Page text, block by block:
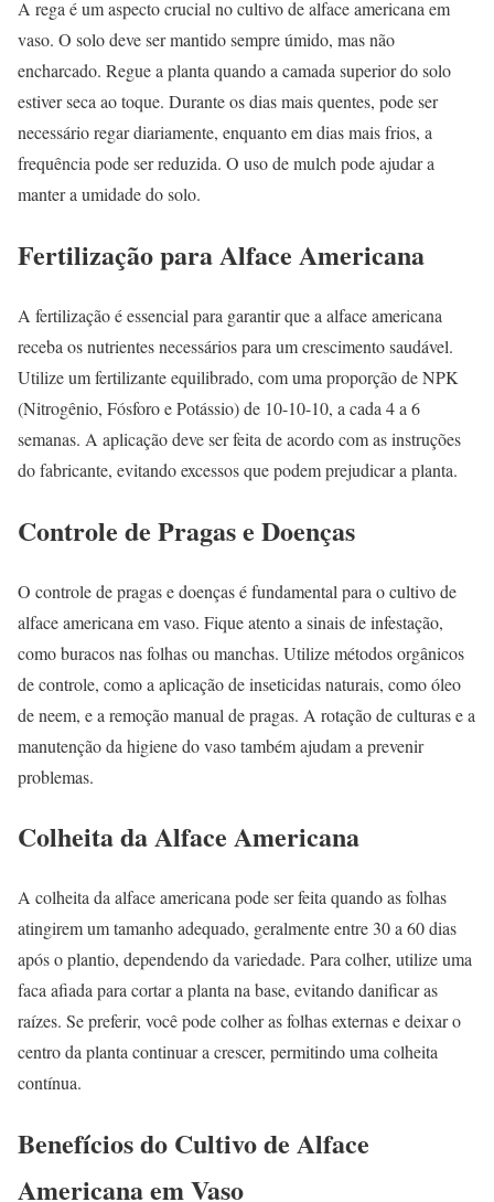
A rega é um aspecto crucial no cultivo de alface americana em
vaso. O solo deve ser mantido sempre úmido, mas não
encharcado. Regue a planta quando a camada superior do solo
estiver seca ao toque. Durante os dias mais quentes, pode ser
necessário regar diariamente, enquanto em dias mais frios, a
frequência pode ser reduzida. O uso de mulch pode ajudar a
manter a umidade do solo.
Fertilização para Alface Americana
A fertilização é essencial para garantir que a alface americana
receba os nutrientes necessários para um crescimento saudável.
Utilize um fertilizante equilibrado, com uma proporção de NPK
(Nitrogênio, Fósforo e Potássio) de 10-10-10, a cada 4 a 6
semanas. A aplicação deve ser feita de acordo com as instruções
do fabricante, evitando excessos que podem prejudicar a planta.
Controle de Pragas e Doenças
O controle de pragas e doenças é fundamental para o cultivo de
alface americana em vaso. Fique atento a sinais de infestação,
como buracos nas folhas ou manchas. Utilize métodos orgânicos
de controle, como a aplicação de inseticidas naturais, como óleo
de neem, e a remoção manual de pragas. A rotação de culturas e a
manutenção da higiene do vaso também ajudam a prevenir
problemas.
Colheita da Alface Americana
A colheita da alface americana pode ser feita quando as folhas
atingirem um tamanho adequado, geralmente entre 30 a 60 dias
após o plantio, dependendo da variedade. Para colher, utilize uma
faca afiada para cortar a planta na base, evitando danificar as
raízes. Se preferir, você pode colher as folhas externas e deixar o
centro da planta continuar a crescer, permitindo uma colheita
contínua.
Benefícios do Cultivo de Alface
Americana em Vaso